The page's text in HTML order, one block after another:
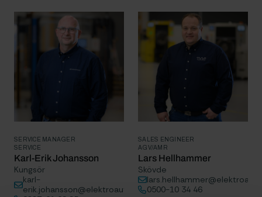
SERVICE MANAGER
SERVICE
Karl-Erik Johansson
Kungsör
karl-
erik.johansson@elektroautomatik.se
SALES ENGINEER
AGV/AMR
Lars Hellhammer
Skövde
0500-10 34 46